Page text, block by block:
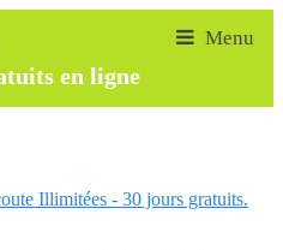
en ligne
Illimitées - 30 jours gratuits.